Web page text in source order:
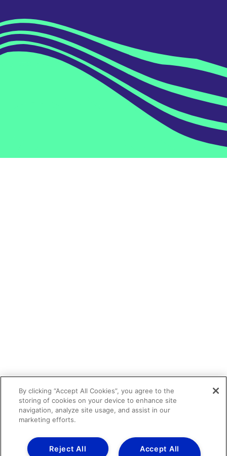
By clicking “Accept All Cookies”, you agree to the
storing of cookies on your device to enhance site
navigation, analyze site usage, and assist in our
marketing efforts.
Accept All
Reject All